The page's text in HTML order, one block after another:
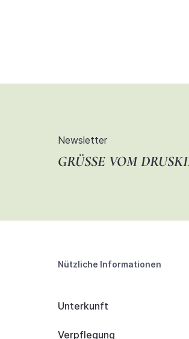
Newsletter
GRÜSSE VOM
Nützliche Informationen
Unterkunft
Verpflegung